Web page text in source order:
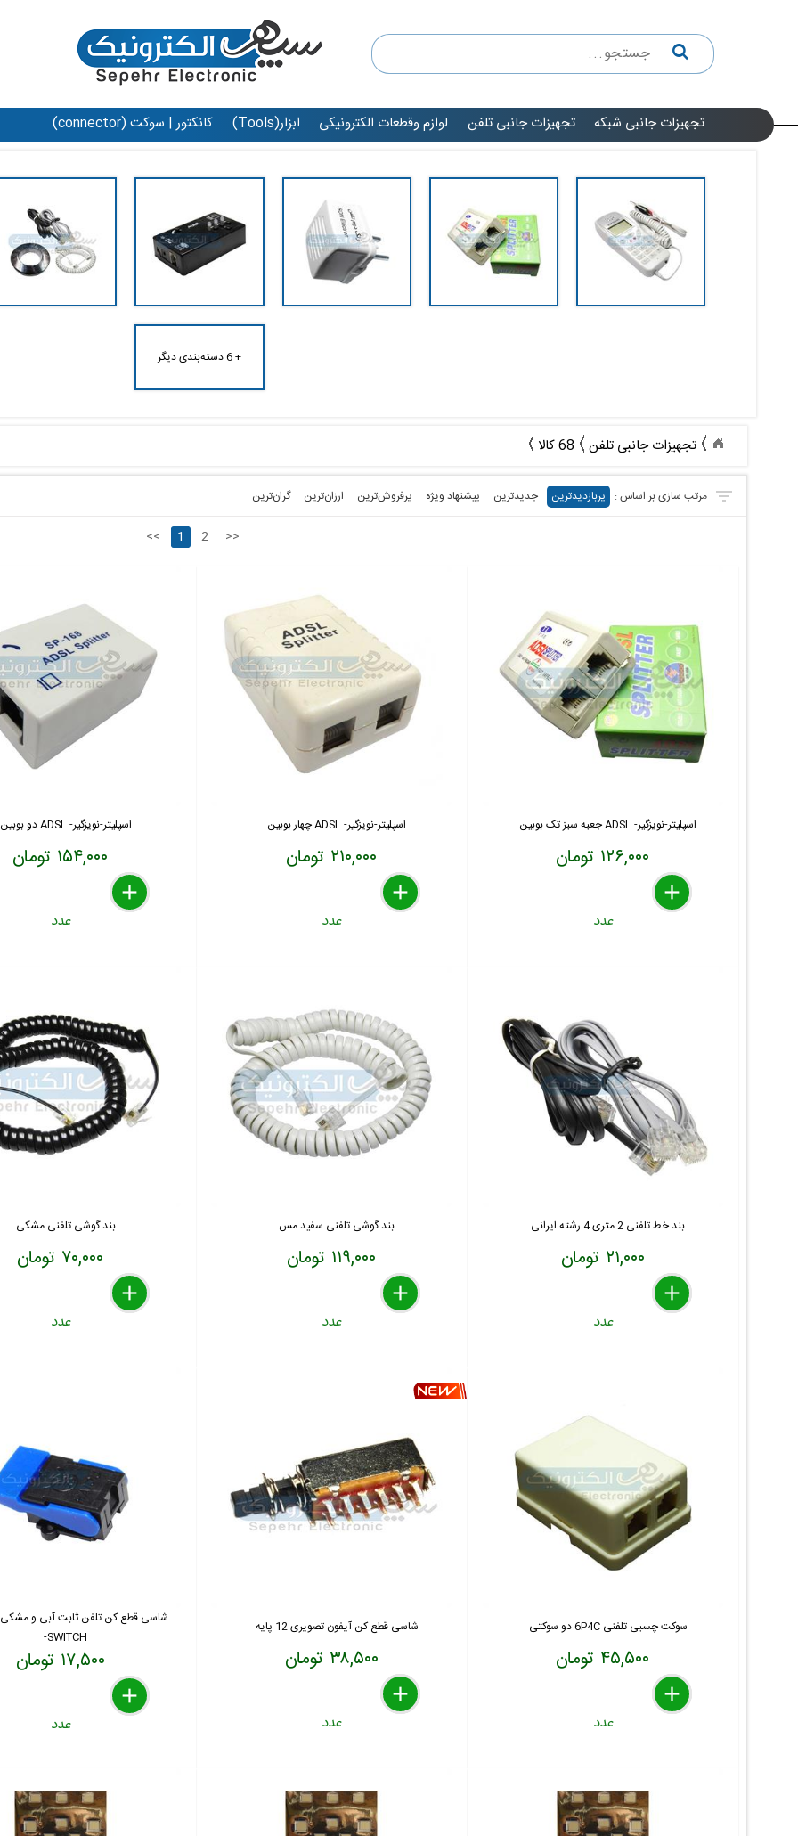
تجهیزات جانبی شبکه تجهیزات جانبی تلفن لوازم وقطعات الکترونیکی ابزار(Tools) کانکتور | سوکت (connector)
+ 6 دسته‌بندی دیگر
تجهیزات جانبی تلفن 68 کالا
پربازدیدترین جدیدترین پیشنهاد ویژه پرفروش‌ترین‌ ارزان‌ترین گران‌ترین
<< 1 2 >>
اسپلیتر-نویزگیر- ADSL جعبه سبز تک بوبین
۱۲۶,۰۰۰ تومان
delete
remove
add
عدد
اسپلیتر-نویزگیر- ADSL چهار بوبین
۲۱۰,۰۰۰ تومان
delete
remove
add
عدد
اسپلیتر-نویزگیر- ADSL دو بوبین
۱۵۴,۰۰۰ تومان
delete
remove
add
عدد
بند خط تلفنی 2 متری 4 رشته ایرانی
۲۱,۰۰۰ تومان
delete
remove
add
عدد
بند گوشی تلفنی سفید مس
۱۱۹,۰۰۰ تومان
delete
remove
add
عدد
بند گوشی تلفنی مشکی
۷۰,۰۰۰ تومان
delete
remove
add
عدد
سوکت چسبی تلفنی 6P4C دو سوکتی
۴۵,۵۰۰ تومان
delete
remove
add
عدد
شاسی قطع کن آیفون تصویری 12 پایه
۳۸,۵۰۰ تومان
delete
remove
add
عدد
SWITCH-
۱۷,۵۰۰ تومان
delete
remove
add
عدد